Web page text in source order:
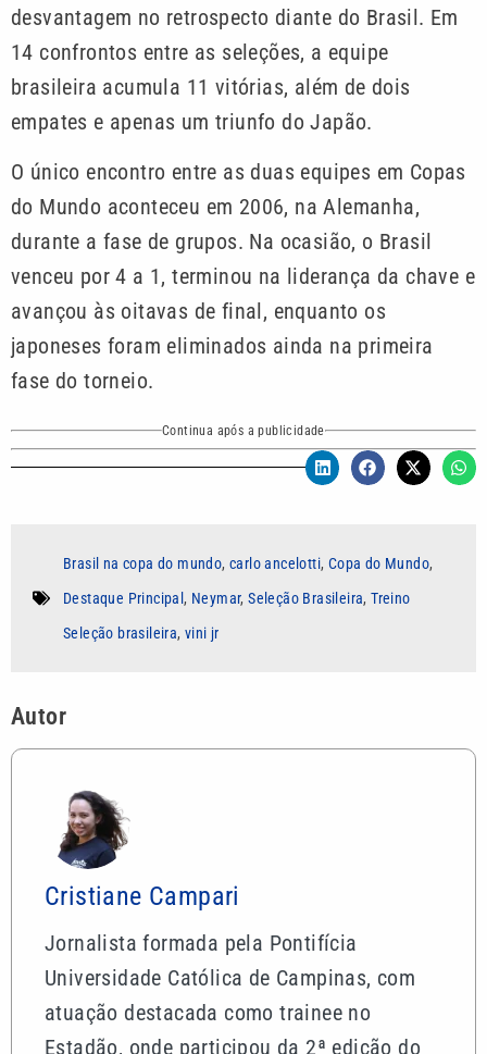
desvantagem no retrospecto diante do Brasil. Em
14 confrontos entre as seleções, a equipe
brasileira acumula 11 vitórias, além de dois
empates e apenas um triunfo do Japão.
O único encontro entre as duas equipes em Copas
do Mundo aconteceu em 2006, na Alemanha,
durante a fase de grupos. Na ocasião, o Brasil
venceu por 4 a 1, terminou na liderança da chave e
avançou às oitavas de final, enquanto os
japoneses foram eliminados ainda na primeira
fase do torneio.
Continua após a publicidade
Brasil na copa do mundo,carlo ancelotti, Copa do Mundo,
Destaque Principal , Neymar,Seleção Brasileira,Treino
Seleção brasileira,vini jr
Autor
Cristiane Campari
Jornalista formada pela Pontifícia
Universidade Católica de Campinas, com
atuação destacada como trainee no
Estadão, onde participou da 2ª edição do